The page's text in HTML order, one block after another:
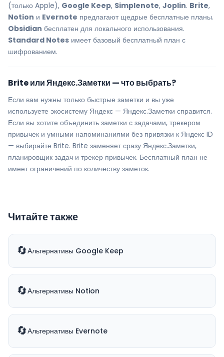
(только Apple), Google Keep, Simplenote, Joplin. Brite,
Notion и Evernote предлагают щедрые бесплатные планы.
Obsidian бесплатен для локального использования.
Standard Notes имеет базовый бесплатный план с
шифрованием.
Brite или Яндекс.Заметки — что выбрать?
Если вам нужны только быстрые заметки и вы уже
используете экосистему Яндекс — Яндекс.Заметки справится.
Если вы хотите объединить заметки с задачами, трекером
привычек и умными напоминаниями без привязки к Яндекс ID
— выбирайте Brite. Brite заменяет сразу Яндекс.Заметки,
планировщик задач и трекер привычек. Бесплатный план не
имеет ограничений по количеству заметок.
Читайте также
🔄Альтернативы Google Keep
🔄Альтернативы Notion
🔄Альтернативы Evernote